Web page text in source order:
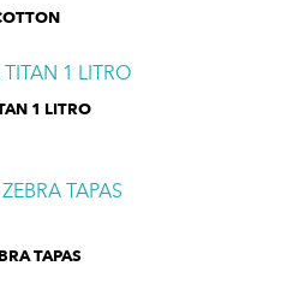
1 LITRO
TAPAS